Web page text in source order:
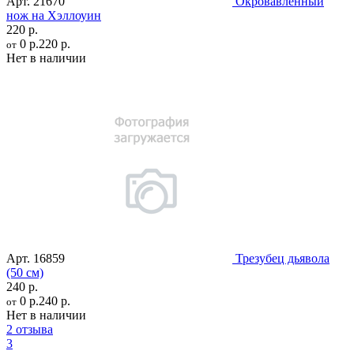
нож на Хэллоуин
220 р.
от 0 р.220 р.
Нет в наличии
Арт. 16859
Трезубец дьявола
(50 см)
240 р.
от 0 р.240 р.
Нет в наличии
2 отзыва
3